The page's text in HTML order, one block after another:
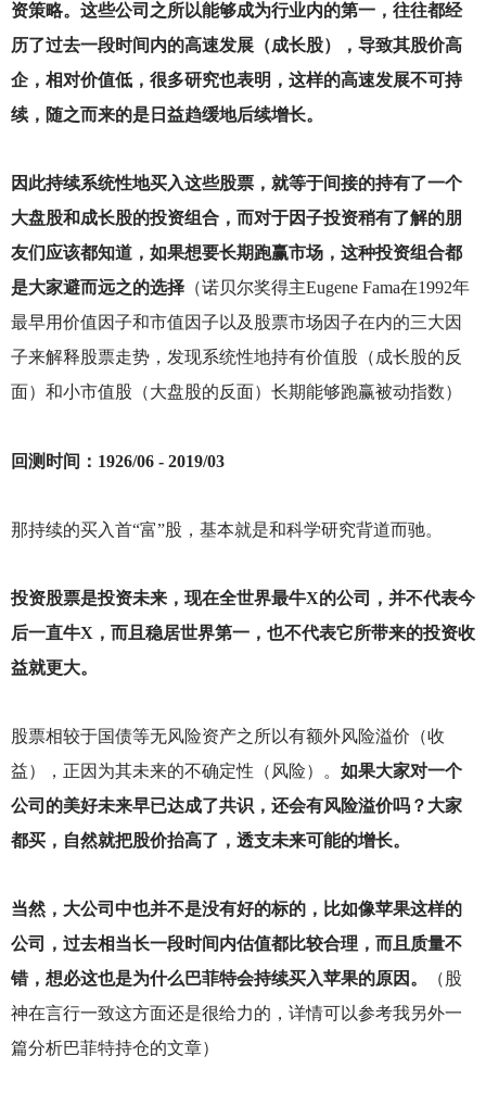
资策略。这些公司之所以能够成为行业内的第一，往往都经
历了过去一段时间内的高速发展（成长股），导致其股价高
企，相对价值低，很多研究也表明，这样的高速发展不可持
续，随之而来的是日益趋缓地后续增长。
因此持续系统性地买入这些股票，就等于间接的持有了一个
大盘股和成长股的投资组合，而对于因子投资稍有了解的朋
友们应该都知道，如果想要长期跑赢市场，这种投资组合都
是大家避而远之的选择（诺贝尔奖得主Eugene Fama在1992年
最早用价值因子和市值因子以及股票市场因子在内的三大因
子来解释股票走势，发现系统性地持有价值股（成长股的反
面）和小市值股（大盘股的反面）长期能够跑赢被动指数）
回测时间：1926/06 - 2019/03
那持续的买入首“富”股，基本就是和科学研究背道而驰。
投资股票是投资未来，现在全世界最牛X的公司，并不代表今
后一直牛X，而且稳居世界第一，也不代表它所带来的投资收
益就更大。
股票相较于国债等无风险资产之所以有额外风险溢价（收
益），正因为其未来的不确定性（风险）。 如果大家对一个
公司的美好未来早已达成了共识，还会有风险溢价吗？大家
都买，自然就把股价抬高了，透支未来可能的增长。
当然，大公司中也并不是没有好的标的，比如像苹果这样的
公司，过去相当长一段时间内估值都比较合理，而且质量不
错，想必这也是为什么巴菲特会持续买入苹果的原因。
（股
神在言行一致这方面还是很给力的，详情可以参考我另外一
篇分析巴菲特持仓的文章）